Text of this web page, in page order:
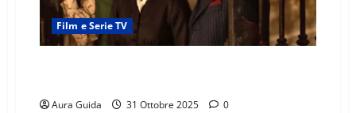
Film e Serie TV
Aura Guida 31 Ottobre 2025 0